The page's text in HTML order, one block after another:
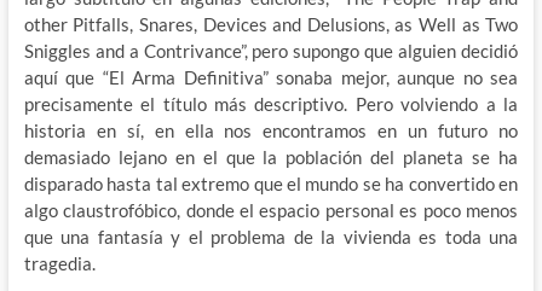
other Pitfalls, Snares, Devices and Delusions, as Well as Two
Sniggles and a Contrivance”, pero supongo que alguien decidió
aquí que “El Arma Definitiva” sonaba mejor, aunque no sea
precisamente el título más descriptivo. Pero volviendo a la
historia en sí, en ella nos encontramos en un futuro no
demasiado lejano en el que la población del planeta se ha
disparado hasta tal extremo que el mundo se ha convertido en
algo claustrofóbico, donde el espacio personal es poco menos
que una fantasía y el problema de la vivienda es toda una
tragedia.